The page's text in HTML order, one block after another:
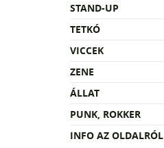
STAND-UP
TETKÓ
VICCEK
ZENE
ÁLLAT
PUNK, ROKKER
INFO AZ OLDALRÓL